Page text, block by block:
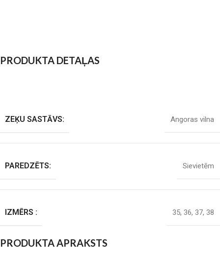
PRODUKTA DETAĻAS
ZEĶU SASTĀVS: Angoras vilna
PAREDZĒTS: Sievietēm
IZMĒRS : 35, 36, 37, 38
PRODUKTA APRAKSTS